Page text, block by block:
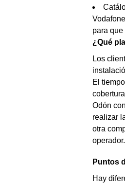
para
¿Qué
Los
El
Odón
realizar
otra
operador.
Puntos
Hay